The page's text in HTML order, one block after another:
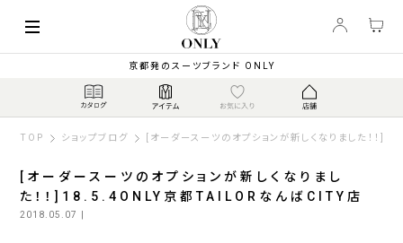
京都発のスーツブランド ONLY
TOP ショップブログ [オーダースーツのオプションが新しくなりました！
[オーダースーツのオプションが新しくなりまし
た！！]18.5.4ONLY京都TAILORなんばCITY店
2018.05.07 |